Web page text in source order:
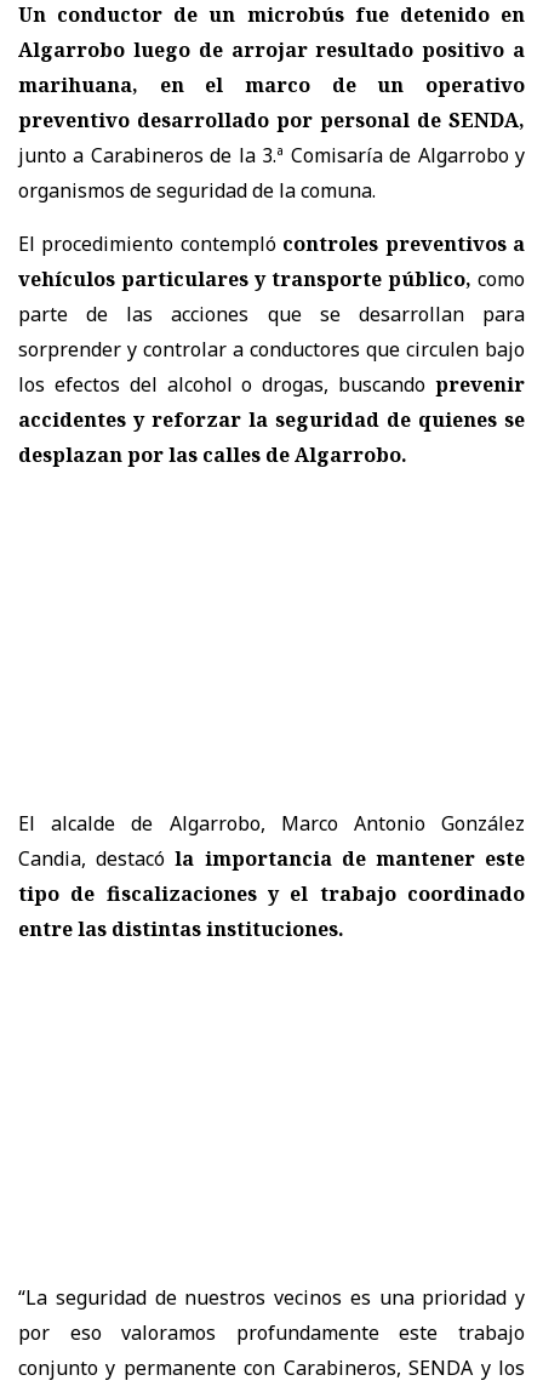
Un conductor de un microbús fue detenido en
Algarrobo luego de arrojar resultado positivo a
marihuana, en el marco de un operativo
preventivo desarrollado por personal de SENDA,
junto a Carabineros de la 3.ª Comisaría de Algarrobo y
organismos de seguridad de la comuna.
El procedimiento contempló controles preventivos a
vehículos particulares y transporte público, como
parte de las acciones que se desarrollan para
sorprender y controlar a conductores que circulen bajo
los efectos del alcohol o drogas, buscando prevenir
accidentes y reforzar la seguridad de quienes se
desplazan por las calles de Algarrobo.
El alcalde de Algarrobo, Marco Antonio González
Candia, destacó la importancia de mantener este
tipo de fiscalizaciones y el trabajo coordinado
entre las distintas instituciones.
“La seguridad de nuestros vecinos es una prioridad y
por eso valoramos profundamente este trabajo
conjunto y permanente con Carabineros, SENDA y los